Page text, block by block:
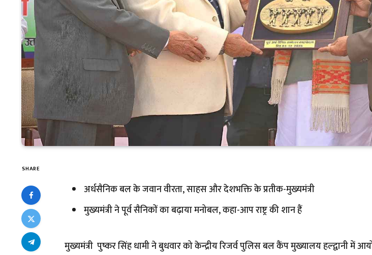
SHARE
अर्धसैनिक बल के जवान वीरता, साहस और देशभक्ति के प्रतीक-मुख्यमंत्री
मुख्यमंत्री ने पूर्व सैनिकों का बढ़ाया मनोबल, कहा-आप राष्ट्र की शान हैं
मुख्यमंत्री पुष्कर सिंह धामी ने बुधवार को केन्द्रीय रिजर्व पुलिस बल कैंप मुख्यालय हल्द्वानी में